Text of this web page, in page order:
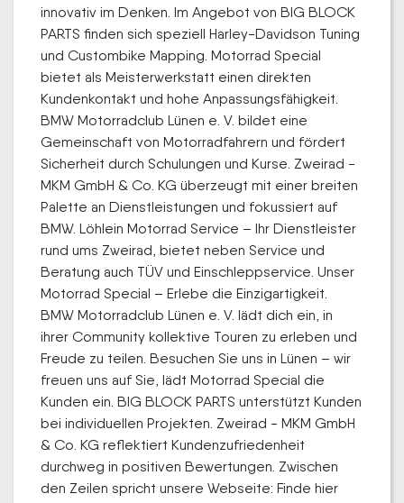
innovativ im Denken. Im Angebot von BIG BLOCK
PARTS finden sich speziell Harley-Davidson Tuning
und Custombike Mapping. Motorrad Special
bietet als Meisterwerkstatt einen direkten
Kundenkontakt und hohe Anpassungsfähigkeit.
BMW Motorradclub Lünen e. V. bildet eine
Gemeinschaft von Motorradfahrern und fördert
Sicherheit durch Schulungen und Kurse. Zweirad -
MKM GmbH & Co. KG überzeugt mit einer breiten
Palette an Dienstleistungen und fokussiert auf
BMW. Löhlein Motorrad Service – Ihr Dienstleister
rund ums Zweirad, bietet neben Service und
Beratung auch TÜV und Einschleppservice. Unser
Motorrad Special – Erlebe die Einzigartigkeit.
BMW Motorradclub Lünen e. V. lädt dich ein, in
ihrer Community kollektive Touren zu erleben und
Freude zu teilen. Besuchen Sie uns in Lünen – wir
freuen uns auf Sie, lädt Motorrad Special die
Kunden ein. BIG BLOCK PARTS unterstützt Kunden
bei individuellen Projekten. Zweirad - MKM GmbH
& Co. KG reflektiert Kundenzufriedenheit
durchweg in positiven Bewertungen. Zwischen
den Zeilen spricht unsere Webseite: Finde hier